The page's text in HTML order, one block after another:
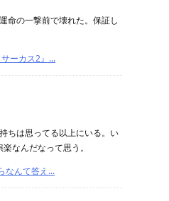
命の一撃前で壊れた。保証し
ーカス2』...
ちは思ってる以上にいる。い
なんだなって思う。
なんて答え...